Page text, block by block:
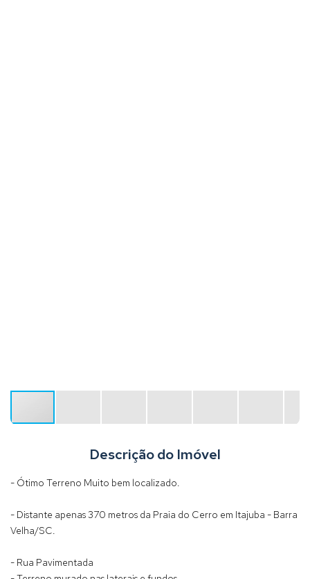
Descrição do Imóvel
- Ótimo Terreno Muito bem localizado.
- Distante apenas 370 metros da Praia do Cerro em Itajuba - Barra
Velha/SC.
- Rua Pavimentada